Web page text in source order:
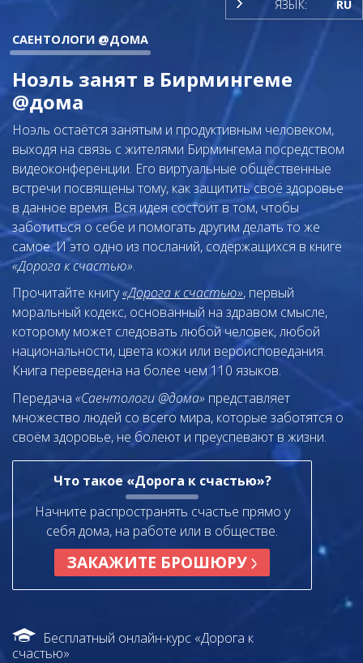
ЯЗЫК: RU
САЕНТОЛОГИ @ДОМА
Ноэль занят в Бирмингеме
@дома
Ноэль остаётся занятым и продуктивным человеком,
выходя на связь с жителями Бирмингема посредством
видеоконференции. Его виртуальные общественные
встречи посвящены тому, как защитить своё здоровье
в данное время. Вся идея состоит в том, чтобы
заботиться о себе и помогать другим делать то же
самое. И это одно из посланий, содержащихся в книге
«Дорога к счастью».
Прочитайте книгу«Дорога к счастью», первый
моральный кодекс, основанный на здравом смысле,
которому может следовать любой человек, любой
национальности, цвета кожи или вероисповедания.
Книга переведена на более чем 110 языков.
Передача «Саентологи @дома» представляет
множество людей со всего мира, которые заботятся о
своём здоровье, не болеют и преуспевают в жизни.
Что такое «Дорога к счастью»?
Начните распространять счастье прямо у
себя дома, на работе или в обществе.
ЗАКАЖИТЕ БРОШЮРУ
Бесплатный онлайн-курс «Дорога к
счастью»